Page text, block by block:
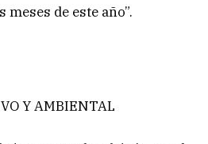
de este año”.
Y AMBIENTAL